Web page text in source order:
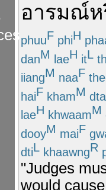
อารมณ์
phuuF phiH
danM laeH itL
iiangM naaF
haiF khamM
laeH khwaamM
dooyM maiF
dtiL khaawngR
"Judges
would